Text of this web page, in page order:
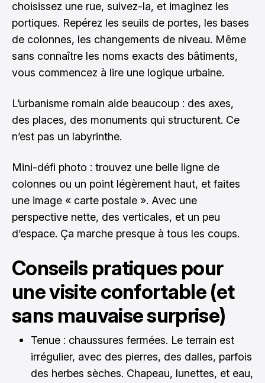
choisissez une rue, suivez-la, et imaginez les
portiques. Repérez les seuils de portes, les bases
de colonnes, les changements de niveau. Même
sans connaître les noms exacts des bâtiments,
vous commencez à lire une logique urbaine.
L’urbanisme romain aide beaucoup : des axes,
des places, des monuments qui structurent. Ce
n’est pas un labyrinthe.
Mini-défi photo : trouvez une belle ligne de
colonnes ou un point légèrement haut, et faites
une image « carte postale ». Avec une
perspective nette, des verticales, et un peu
d’espace. Ça marche presque à tous les coups.
Conseils pratiques pour
une visite confortable (et
sans mauvaise surprise)
Tenue : chaussures fermées. Le terrain est
irrégulier, avec des pierres, des dalles, parfois
des herbes sèches. Chapeau, lunettes, et eau,